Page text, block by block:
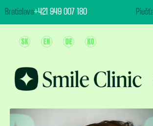
content
Bratislava+421 949 007 180